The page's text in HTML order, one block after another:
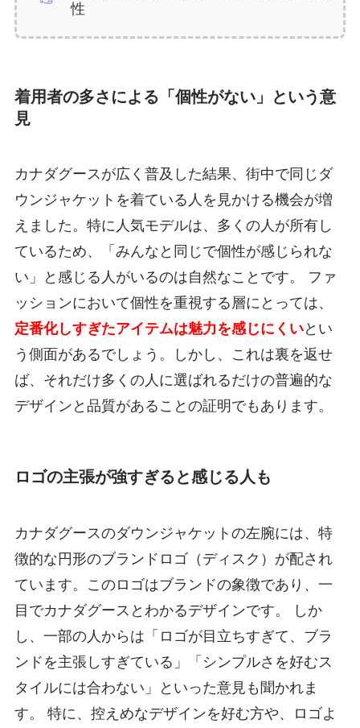
性
着用者の多さによる「個性がない」という意
見
カナダグースが広く普及した結果、街中で同じダ
ウンジャケットを着ている人を見かける機会が増
えました。特に人気モデルは、多くの人が所有し
ているため、「みんなと同じで個性が感じられな
い」と感じる人がいるのは自然なことです。 ファ
ッションにおいて個性を重視する層にとっては、
定番化しすぎたアイテムは魅力を感じにくいとい
う側面があるでしょう。しかし、これは裏を返せ
ば、それだけ多くの人に選ばれるだけの普遍的な
デザインと品質があることの証明でもあります。
ロゴの主張が強すぎると感じる人も
カナダグースのダウンジャケットの左腕には、特
徴的な円形のブランドロゴ（ディスク）が配され
ています。このロゴはブランドの象徴であり、一
目でカナダグースとわかるデザインです。 しか
し、一部の人からは「ロゴが目立ちすぎて、ブラ
ンドを主張しすぎている」「シンプルさを好むス
タイルには合わない」といった意見も聞かれま
す。 特に、控えめなデザインを好む方や、ロゴよ